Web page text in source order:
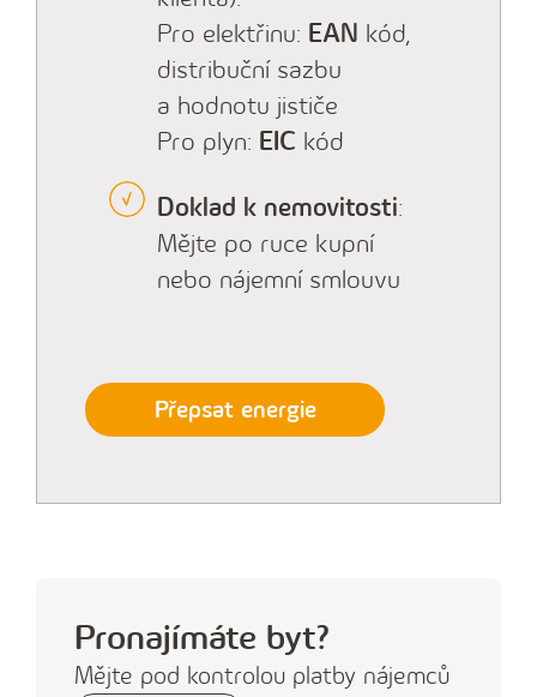
Pro elektřinu: EAN kód,
distribuční sazbu
a hodnotu jističe
Pro plyn: EIC kód
Doklad k nemovitosti:
Mějte po ruce kupní
nebo nájemní smlouvu
Přepsat energie
Pronajímáte byt?
Mějte pod kontrolou platby nájemců